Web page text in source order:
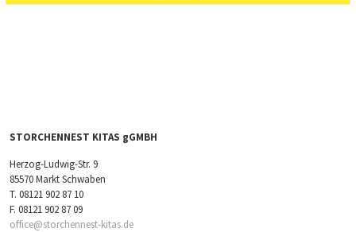
STORCHENNEST KITAS gGMBH
Herzog-Ludwig-Str. 9
85570 Markt Schwaben
T. 08121 902 87 10
F. 08121 902 87 09
office@storchennest-kitas.de